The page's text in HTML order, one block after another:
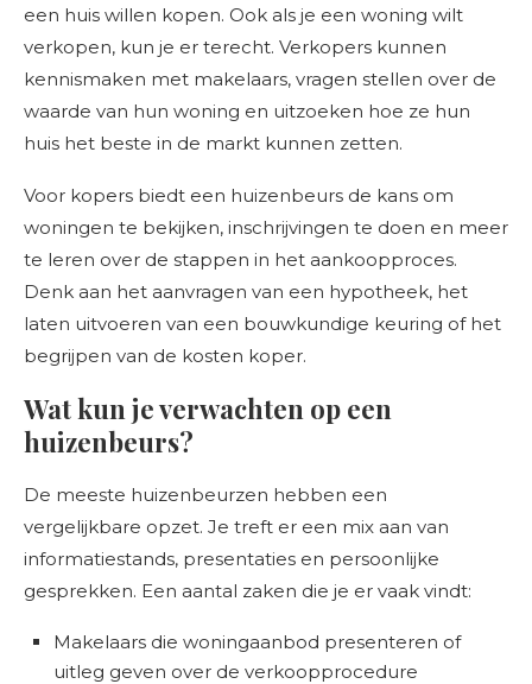
een huis willen kopen. Ook als je een woning wilt
verkopen, kun je er terecht. Verkopers kunnen
kennismaken met makelaars, vragen stellen over de
waarde van hun woning en uitzoeken hoe ze hun
huis het beste in de markt kunnen zetten.
Voor kopers biedt een huizenbeurs de kans om
woningen te bekijken, inschrijvingen te doen en meer
te leren over de stappen in het aankoopproces.
Denk aan het aanvragen van een hypotheek, het
laten uitvoeren van een bouwkundige keuring of het
begrijpen van de kosten koper.
Wat kun je verwachten op een
huizenbeurs?
De meeste huizenbeurzen hebben een
vergelijkbare opzet. Je treft er een mix aan van
informatiestands, presentaties en persoonlijke
gesprekken. Een aantal zaken die je er vaak vindt:
Makelaars die woningaanbod presenteren of
uitleg geven over de verkoopprocedure